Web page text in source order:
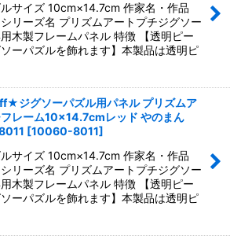
サイズ 10cm×14.7cm 作家名・作品
リーズ名 プリズムアートプチジグソー
木製フレームパネル 特徴 【透明ピー
ーパズルを飾れます】本製品は透明ピ
ジグソーパズル用パネル プリズムア
レーム10×14.7cmレッド やのまん
[10060-8011]
サイズ 10cm×14.7cm 作家名・作品
リーズ名 プリズムアートプチジグソー
木製フレームパネル 特徴 【透明ピー
ーパズルを飾れます】本製品は透明ピ